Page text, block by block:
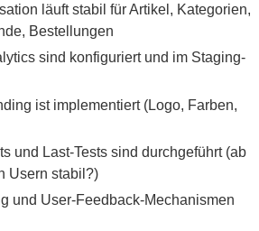
läuft stabil für Artikel, Kategorien,
Bestellungen
sind konfiguriert und im Staging-
ist implementiert (Logo, Farben,
und Last-Tests sind durchgeführt (ab
Usern stabil?)
und User-Feedback-Mechanismen